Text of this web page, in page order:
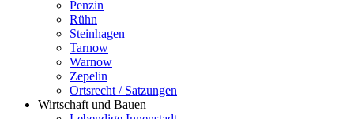
Penzin
Rühn
Steinhagen
Tarnow
Warnow
Zepelin
Ortsrecht / Satzungen
Wirtschaft und Bauen